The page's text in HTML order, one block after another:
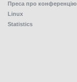
Преса про конференцію
Linux
Statistics